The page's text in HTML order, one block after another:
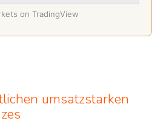
on TradingView
umsatzstarken